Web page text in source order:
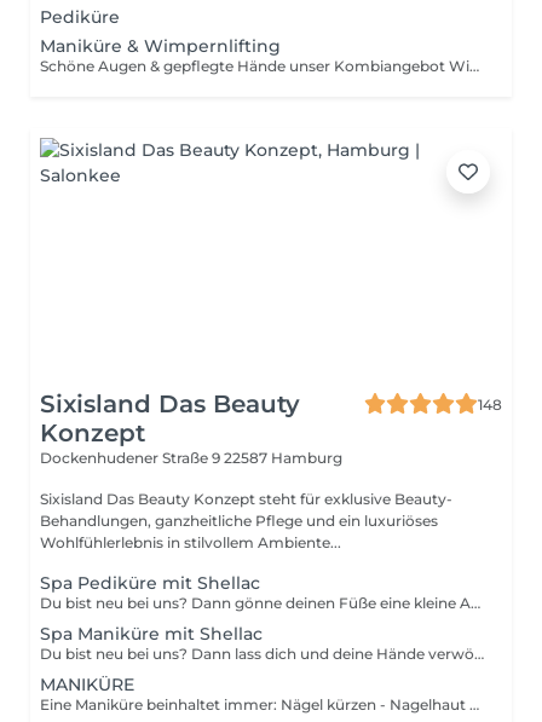
Pediküre
Maniküre & Wimpernlifting
Schöne Augen & gepflegte Hände unser Kombiangebot Wimpernliftig und Maniküre Das Wimpernlifting ist eine der neuesten und innovativsten Techniken, um eigenen Naturwimpern einen langanhaltenden Schwung zu verleihen. Die Behandlung verleiht den Wimpern den optischen Effekt von Volumen. Diese Methode ist vor allem für Frauen geeignet, die von Natur aus gerade Wimpern oder Schlupflieder haben.
Sixisland Das Beauty
Konzept
148
Dockenhudener Straße 9 22587 Hamburg
Sixisland Das Beauty Konzept steht für exklusive Beauty-
Behandlungen, ganzheitliche Pflege und ein luxuriöses
Wohlfühlerlebnis in stilvollem Ambiente...
Spa Pediküre mit Shellac
Du bist neu bei uns? Dann gönne deinen Füße eine kleine Auszeit und lass sie von uns mit einer Spa (Peeling & Massage) verwöhnen. Die Spa bekommst du als Willkommens Geschenkt dazu.
Spa Maniküre mit Shellac
Du bist neu bei uns? Dann lass dich und deine Hände verwöhnen. In top bekommst du eine Spa ( Peeling & Massage) als Willkommens Geschenk dazu. Damit die Hände nach dem langen Winter wieder top gepflegt sind.
MANIKÜRE
Eine Maniküre beinhaltet immer: Nägel kürzen - Nagelhaut entfernen - feilen - Pflege